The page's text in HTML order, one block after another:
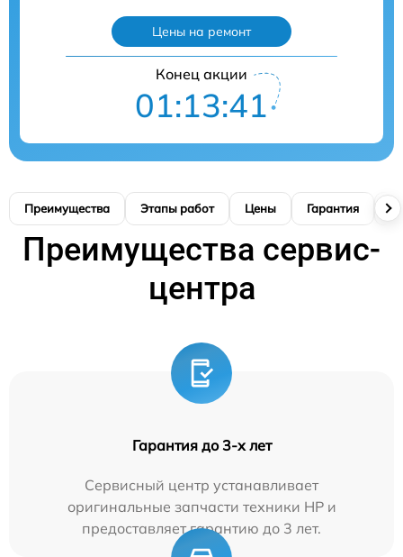
Цены на ремонт
Конец акции
01:13:40
Преимущества Этапы работ Цены Гарантия
Преимущества сервис-
центра
Гарантия до 3-х лет
Сервисный центр устанавливает
оригинальные запчасти техники HP и
предоставляет гарантию до 3 лет.